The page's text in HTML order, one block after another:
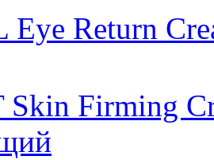
Return
Skin Firming